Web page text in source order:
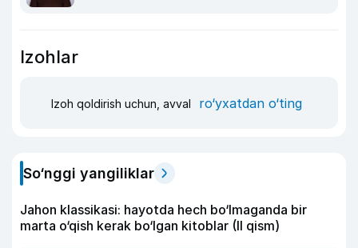
Izohlar
Izoh qoldirish uchun, avval ro‘yxatdan o‘ting
So‘nggi yangiliklar
Jahon klassikasi: hayotda hech bo‘lmaganda bir
marta o‘qish kerak bo‘lgan kitoblar (II qism)